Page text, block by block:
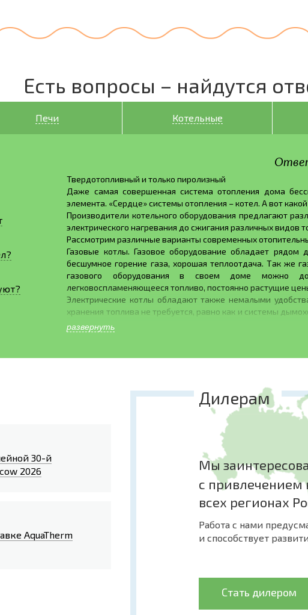
Есть вопросы – найдутся
Печи Котельные
Твердотопливный и только пиролизный
Даже самая совершенная система отопления дома
элемента. «Сердце» системы отопления – котел. А вот
Производители котельного оборудования предлагают
электрического нагревания до сжигания различных видов
Рассмотрим различные варианты современных
Газовые котлы. Газовое оборудование обладает рядом
бесшумное горение газа, хорошая теплоотдача. Так же
газового оборудования в своем доме можно
легковоспламеняющееся топливо, постоянно растущие
Электрические котлы обладают также немалыми
хранения топлива не требуется, равно как и системы
для окружающей среды. Но и у электрических котлов
вторых, электричество есть не везде, где-то случаются
подходит не для всех регионов.
Котлы жидкотопливные подходят только для домов,
Жидкое топливо для таких котлов – дизельное. Оно
котел размещают обычно в отдельном помещении.
велик, поэтому жидкотопливные котлы являются
Наконец, котлы твердотопливные. Котлы на твердом
Тем не менее подобный котел может стать решением
электроэнергии!, на самом доступном виде топлива в
пиролизных котлов достигает 85%. Эти котлы имеют
от закладки до другой может занимать до 12 часов.
Отопление дома, основанное на твердотопливном котле,
развернуть
30-й
2026
AquaTherm
Дилерам
Мы
с привлечением
всех регионах
Работа с нами
и способствует
Стать дилером